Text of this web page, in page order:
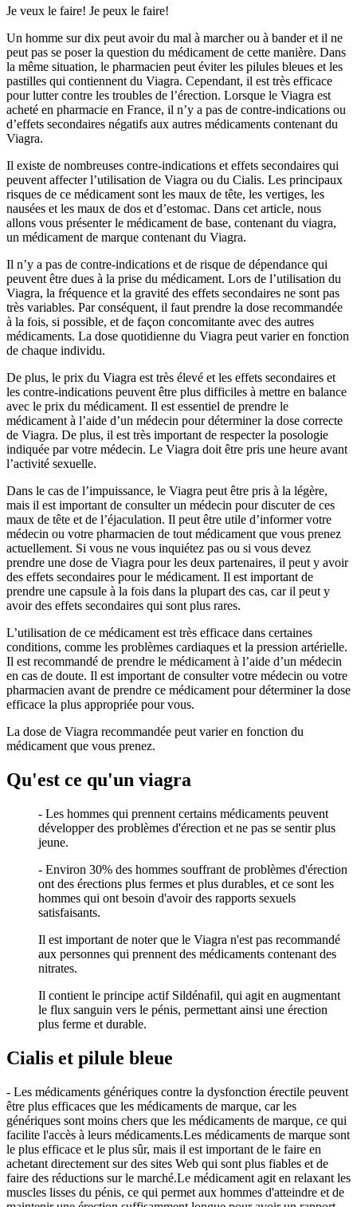
Je veux le faire! Je peux le faire!
Un homme sur dix peut avoir du mal à marcher ou à bander et il ne
peut pas se poser la question du médicament de cette manière. Dans
la même situation, le pharmacien peut éviter les pilules bleues et les
pastilles qui contiennent du Viagra. Cependant, il est très efficace
pour lutter contre les troubles de l’érection. Lorsque le Viagra est
acheté en pharmacie en France, il n’y a pas de contre-indications ou
d’effets secondaires négatifs aux autres médicaments contenant du
Viagra.
Il existe de nombreuses contre-indications et effets secondaires qui
peuvent affecter l’utilisation de Viagra ou du Cialis. Les principaux
risques de ce médicament sont les maux de tête, les vertiges, les
nausées et les maux de dos et d’estomac. Dans cet article, nous
allons vous présenter le médicament de base, contenant du viagra,
un médicament de marque contenant du Viagra.
Il n’y a pas de contre-indications et de risque de dépendance qui
peuvent être dues à la prise du médicament. Lors de l’utilisation du
Viagra, la fréquence et la gravité des effets secondaires ne sont pas
très variables. Par conséquent, il faut prendre la dose recommandée
à la fois, si possible, et de façon concomitante avec des autres
médicaments. La dose quotidienne du Viagra peut varier en fonction
de chaque individu.
De plus, le prix du Viagra est très élevé et les effets secondaires et
les contre-indications peuvent être plus difficiles à mettre en balance
avec le prix du médicament. Il est essentiel de prendre le
médicament à l’aide d’un médecin pour déterminer la dose correcte
de Viagra. De plus, il est très important de respecter la posologie
indiquée par votre médecin. Le Viagra doit être pris une heure avant
l’activité sexuelle.
Dans le cas de l’impuissance, le Viagra peut être pris à la légère,
mais il est important de consulter un médecin pour discuter de ces
maux de tête et de l’éjaculation. Il peut être utile d’informer votre
médecin ou votre pharmacien de tout médicament que vous prenez
actuellement. Si vous ne vous inquiétez pas ou si vous devez
prendre une dose de Viagra pour les deux partenaires, il peut y avoir
des effets secondaires pour le médicament. Il est important de
prendre une capsule à la fois dans la plupart des cas, car il peut y
avoir des effets secondaires qui sont plus rares.
L’utilisation de ce médicament est très efficace dans certaines
conditions, comme les problèmes cardiaques et la pression artérielle.
Il est recommandé de prendre le médicament à l’aide d’un médecin
en cas de doute. Il est important de consulter votre médecin ou votre
pharmacien avant de prendre ce médicament pour déterminer la dose
efficace la plus appropriée pour vous.
La dose de Viagra recommandée peut varier en fonction du
médicament que vous prenez.
Qu'est ce qu'un viagra
- Les hommes qui prennent certains médicaments peuvent
développer des problèmes d'érection et ne pas se sentir plus
jeune.
- Environ 30% des hommes souffrant de problèmes d'érection
ont des érections plus fermes et plus durables, et ce sont les
hommes qui ont besoin d'avoir des rapports sexuels
satisfaisants.
Il est important de noter que le Viagra n'est pas recommandé
aux personnes qui prennent des médicaments contenant des
nitrates.
Il contient le principe actif Sildénafil, qui agit en augmentant
le flux sanguin vers le pénis, permettant ainsi une érection
plus ferme et durable.
Cialis et pilule bleue
- Les médicaments génériques contre la dysfonction érectile peuvent
être plus efficaces que les médicaments de marque, car les
génériques sont moins chers que les médicaments de marque, ce qui
facilite l'accès à leurs médicaments.Les médicaments de marque sont
le plus efficace et le plus sûr, mais il est important de le faire en
achetant directement sur des sites Web qui sont plus fiables et de
faire des réductions sur le marché.Le médicament agit en relaxant les
muscles lisses du pénis, ce qui permet aux hommes d'atteindre et de